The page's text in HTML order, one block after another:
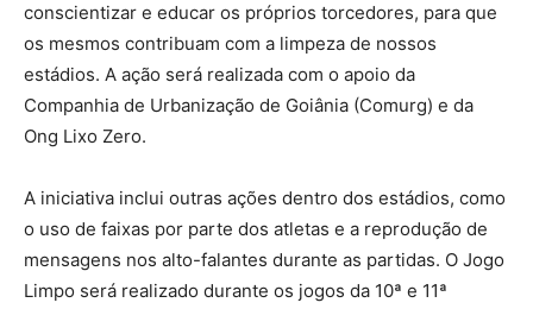
conscientizar e educar os próprios torcedores, para que
os mesmos contribuam com a limpeza de nossos
estádios. A ação será realizada com o apoio da
Companhia de Urbanização de Goiânia (Comurg) e da
Ong Lixo Zero.
A iniciativa inclui outras ações dentro dos estádios, como
o uso de faixas por parte dos atletas e a reprodução de
mensagens nos alto-falantes durante as partidas. O Jogo
Limpo será realizado durante os jogos da 10ª e 11ª